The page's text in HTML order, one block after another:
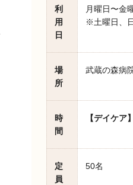
利
用
日
月曜日〜金
※土曜日、
場
所
武蔵の森病
時
間
【デイケア
定
員
50名